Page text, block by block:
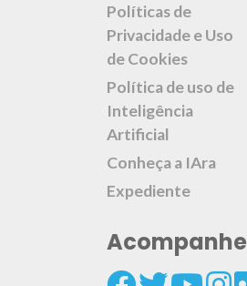
Políticas de
Privacidade e Uso
de Cookies
Política de uso de
Inteligência
Artificial
Conheça a IAra
Expediente
Acompanhe